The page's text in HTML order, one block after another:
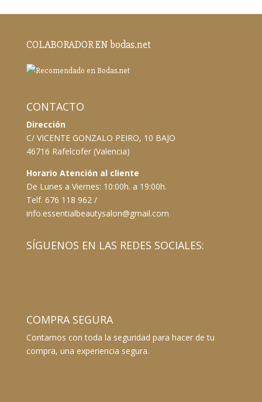
COLABORADOR EN bodas.net
CONTACTO
Dirección
C/ VICENTE GONZALO PEIRO, 10 BAJO
46716 Rafelcofer (Valencia)
Horario Atención al cliente
De Lunes a Viernes: 10:00h. a 19:00h.
Telf. 676 118 962 /
info.essentialbeautysalon@gmail.com
SÍGUENOS EN LAS REDES SOCIALES:
COMPRA SEGURA
Contamos con toda la seguridad para hacer de tu
compra, una experiencia segura.